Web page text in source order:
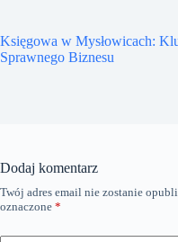
Księgowa w Mysłowicach:
Sprawnego Biznesu
Dodaj komentarz
Twój adres email nie zostanie
oznaczone *